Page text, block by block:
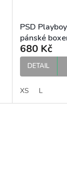
PSD
pánské
680 Kč
DETAIL
XS L